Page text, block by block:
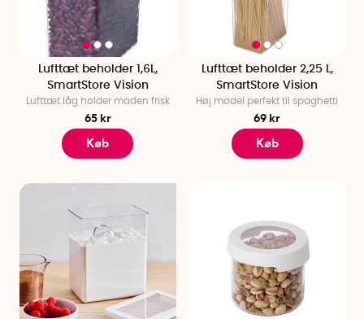
Lufttæt beholder 1,6L,
SmartStore Vision
Lufttæt låg holder maden frisk
65 kr
Køb
Lufttæt beholder 2,25 L,
SmartStore Vision
Høj model perfekt til spaghetti
69 kr
Køb